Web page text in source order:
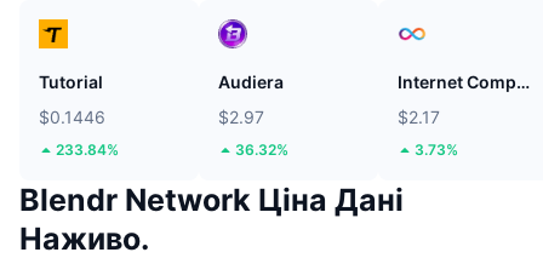
Tutorial
$0.1446
233.84%
Audiera
$2.97
36.32%
Internet Computer
$2.17
3.73%
Blendr Network Ціна Дані
Наживо.